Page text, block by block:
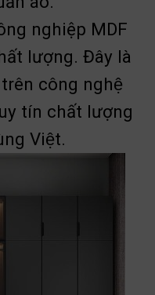
nghiệp MDF
lượng. Đây là
công nghệ
tín chất lượng
Việt.